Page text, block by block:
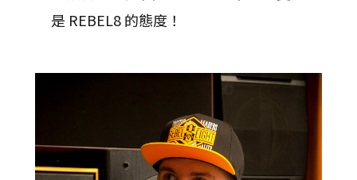
是 REBEL8 的態度！